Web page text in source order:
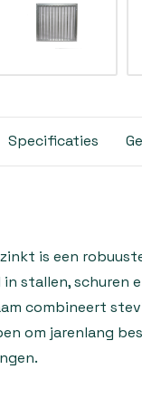
Specificaties
is een
stallen, schuren
combineert
om jarenlang